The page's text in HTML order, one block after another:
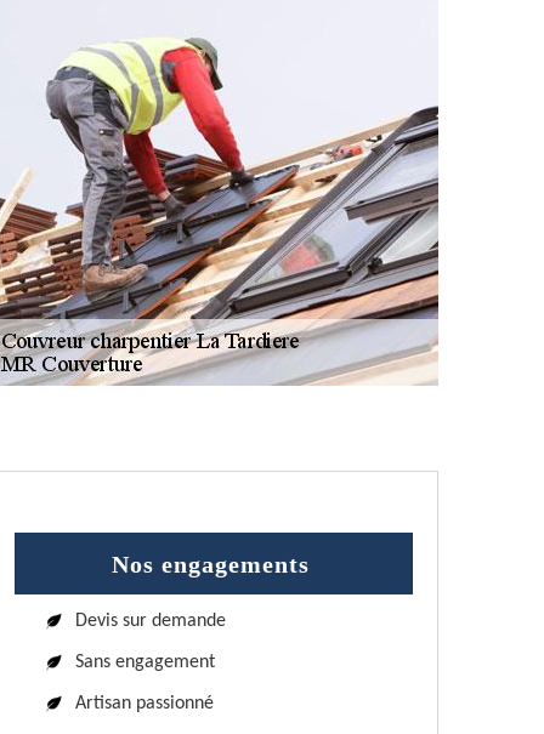
Nos engagements
Devis sur demande
Sans engagement
Artisan passionné